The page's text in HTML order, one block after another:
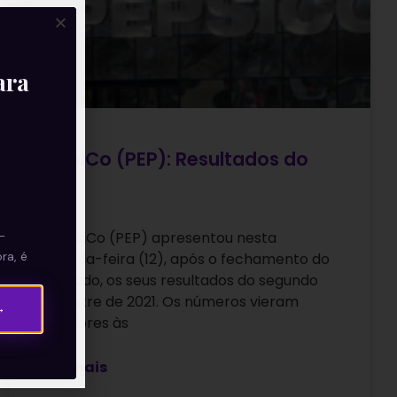
PepsiCo (PEP): Resultados do
A PepsiCo (PEP) apresentou nesta
segunda-feira (12), após o fechamento do
mercado, os seus resultados do segundo
trimestre de 2021. Os números vieram
superiores às
Leia mais
é